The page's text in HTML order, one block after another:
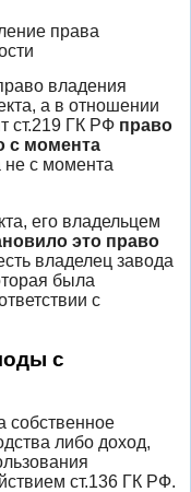
владения
а в отношении
ст.219 ГК РФ право
с момента
не с момента
его владельцем
это право
владелец завода
была
с
с
собственное
либо доход,
ст.136 ГК РФ.